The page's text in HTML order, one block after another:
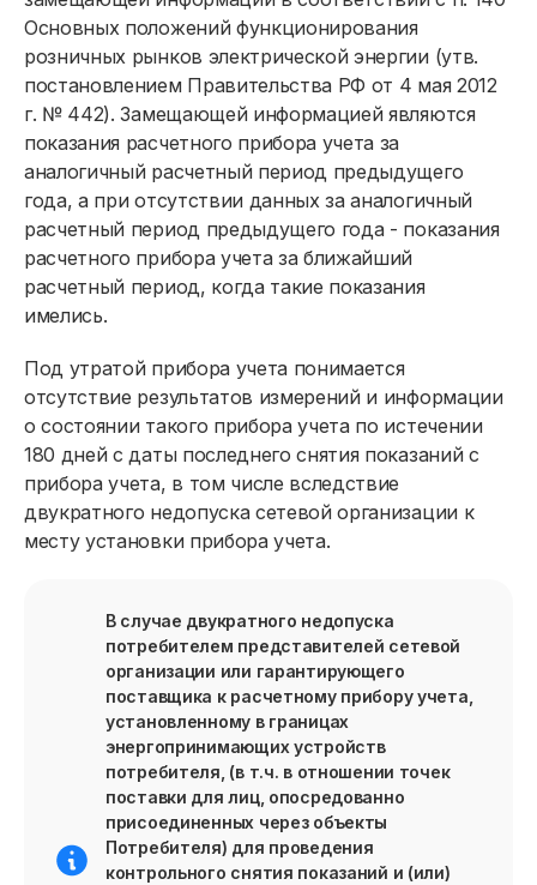
Основных положений функционирования
розничных рынков электрической энергии (утв.
постановлением Правительства РФ от 4 мая 2012
г. № 442). Замещающей информацией являются
показания расчетного прибора учета за
аналогичный расчетный период предыдущего
года, а при отсутствии данных за аналогичный
расчетный период предыдущего года - показания
расчетного прибора учета за ближайший
расчетный период, когда такие показания
имелись.
Под утратой прибора учета понимается
отсутствие результатов измерений и информации
о состоянии такого прибора учета по истечении
180 дней с даты последнего снятия показаний с
прибора учета, в том числе вследствие
двукратного недопуска сетевой организации к
месту установки прибора учета.
В случае двукратного недопуска
потребителем представителей сетевой
организации или гарантирующего
поставщика к расчетному прибору учета,
установленному в границах
энергопринимающих устройств
потребителя, (в т.ч. в отношении точек
поставки для лиц, опосредованно
присоединенных через объекты
Потребителя) для проведения
контрольного снятия показаний и (или)
Раскрытие информации
Приборы учёта и показания
Приборы учёта
Передача показаний
Должникам
Онлайн-сервисы
Полезное